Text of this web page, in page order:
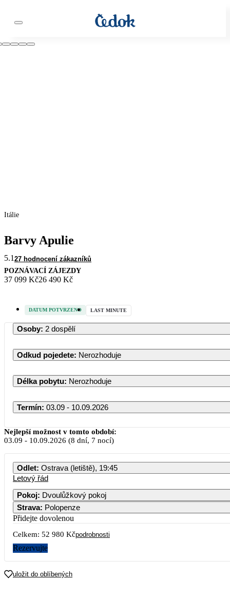
Itálie
Barvy Apulie
5.1 27 hodnocení zákazníků
POZNÁVACÍ ZÁJEZDY
37 099 Kč26 490 Kč
DATUM POTVRZENO LAST MINUTE
Osoby: 2 dospělí
Odkud pojedete: Nerozhoduje
Délka pobytu: Nerozhoduje
Termín: 03.09 - 10.09.2026
Nejlepší možnost v tomto období:
03.09 - 10.09.2026 (8 dní, 7 nocí)
Odlet: Ostrava (letiště), 19:45
Letový řád
Pokoj: Dvoulůžkový pokoj
Strava: Polopenze
Přidejte dovolenou
Celkem: 52 980 Kčpodrobnosti
Rezervujte
uložit do oblíbených